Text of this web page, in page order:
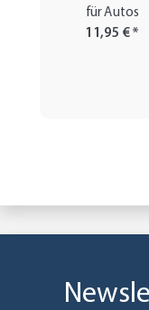
für Autos
11,95 €*